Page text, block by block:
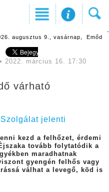
augusztus 9., vasárnap, Emőd
• 2022. március 16. 17:30
várható
jelenti
kezd a felhőzet, érdemi
tovább folytatódik a
maradhatnak
gyengén felhős vagy
válhat a levegő, köd is